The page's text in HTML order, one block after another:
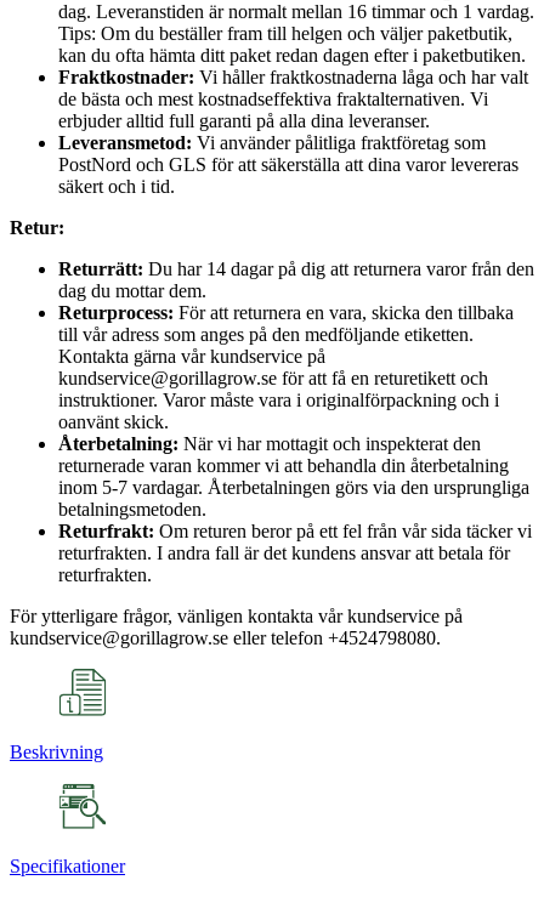
dag. Leveranstiden är normalt mellan 16 timmar och 1 vardag.
Tips: Om du beställer fram till helgen och väljer paketbutik,
kan du ofta hämta ditt paket redan dagen efter i paketbutiken.
Fraktkostnader: Vi håller fraktkostnaderna låga och har valt
de bästa och mest kostnadseffektiva fraktalternativen. Vi
erbjuder alltid full garanti på alla dina leveranser.
Leveransmetod: Vi använder pålitliga fraktföretag som
PostNord och GLS för att säkerställa att dina varor levereras
säkert och i tid.
Retur:
Returrätt: Du har 14 dagar på dig att returnera varor från den
dag du mottar dem.
Returprocess: För att returnera en vara, skicka den tillbaka
till vår adress som anges på den medföljande etiketten.
Kontakta gärna vår kundservice på
kundservice@gorillagrow.se för att få en returetikett och
instruktioner. Varor måste vara i originalförpackning och i
oanvänt skick.
Återbetalning: När vi har mottagit och inspekterat den
returnerade varan kommer vi att behandla din återbetalning
inom 5-7 vardagar. Återbetalningen görs via den ursprungliga
betalningsmetoden.
Returfrakt: Om returen beror på ett fel från vår sida täcker vi
returfrakten. I andra fall är det kundens ansvar att betala för
returfrakten.
För ytterligare frågor, vänligen kontakta vår kundservice på
kundservice@gorillagrow.se eller telefon +4524798080.
Beskrivning
Specifikationer